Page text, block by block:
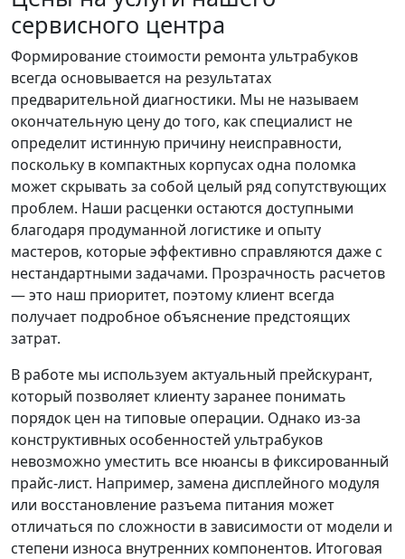
сервисного центра
Формирование стоимости ремонта ультрабуков
всегда основывается на результатах
предварительной диагностики. Мы не называем
окончательную цену до того, как специалист не
определит истинную причину неисправности,
поскольку в компактных корпусах одна поломка
может скрывать за собой целый ряд сопутствующих
проблем. Наши расценки остаются доступными
благодаря продуманной логистике и опыту
мастеров, которые эффективно справляются даже с
нестандартными задачами. Прозрачность расчетов
— это наш приоритет, поэтому клиент всегда
получает подробное объяснение предстоящих
затрат.
В работе мы используем актуальный прейскурант,
который позволяет клиенту заранее понимать
порядок цен на типовые операции. Однако из-за
конструктивных особенностей ультрабуков
невозможно уместить все нюансы в фиксированный
прайс-лист. Например, замена дисплейного модуля
или восстановление разъема питания может
отличаться по сложности в зависимости от модели и
степени износа внутренних компонентов. Итоговая